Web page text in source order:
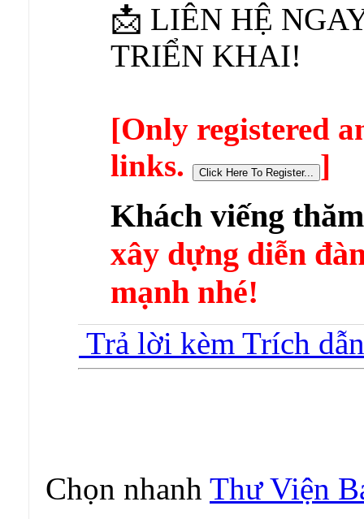
📩 LIÊN HỆ
TRIỂN KHAI!
[Only registered
links.
]
Khách viếng
xây dựng diễn
mạnh nhé!
Trả lời kèm Trích dẫn
Chọn nhanh Thư Viện